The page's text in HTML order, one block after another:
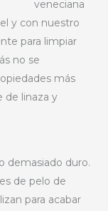
y con nuestro
para limpiar
no se
más
de linaza y
demasiado duro.
de pelo de
para acabar